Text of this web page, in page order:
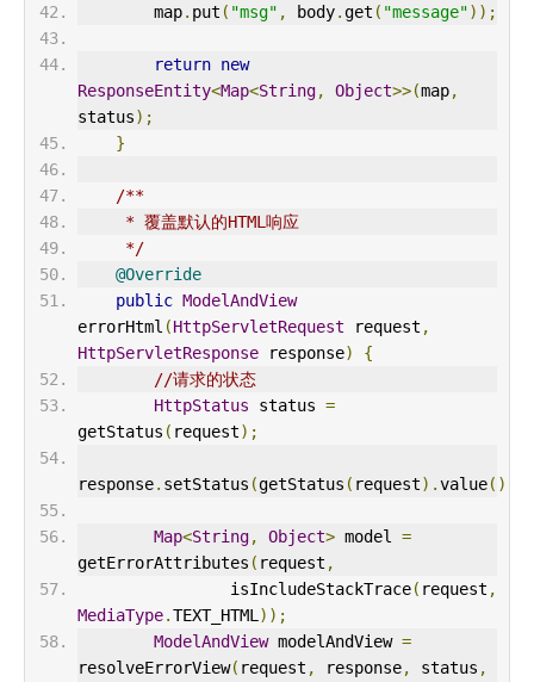
        map
. put ( "msg" , body.get ( "message"));
return new
ResponseEntity<Map<String, Object>>(map,
status);
}
/**
     * 覆盖默认的HTML响应
     */
@Override
public ModelAndView
errorHtml (HttpServletRequest request ,
HttpServletResponse response)
{
//请求的状态
HttpStatus status =
getStatus ( request);
response. setStatus (getStatus ( request).value());
Map<String, Object> model =
getErrorAttributes ( request ,
                isIncludeStackTrace
( request ,
MediaType.TEXT_HTML ));
ModelAndView modelAndView =
resolveErrorView( request , response, status ,